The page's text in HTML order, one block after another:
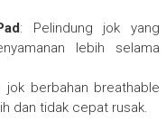
: Pelindung jok yang
lebih selama
jok berbahan breathable
dan tidak cepat rusak.